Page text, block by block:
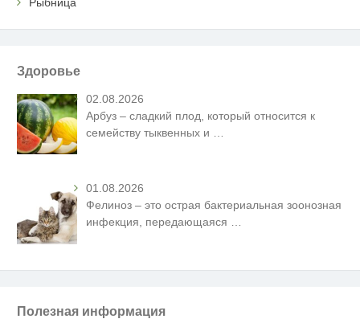
Рыбница
Здоровье
02.08.2026
Арбуз – сладкий плод, который относится к
семейству тыквенных и
01.08.2026
Фелиноз – это острая бактериальная зоонозная
инфекция, передающаяся …
Полезная информация